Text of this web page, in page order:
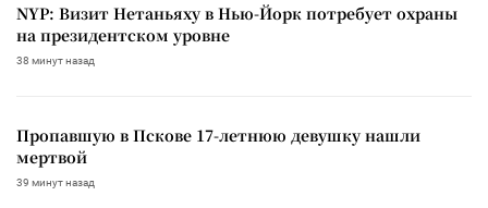
NYP: Визит Нетаньяху в Нью-Йорк потребует охраны
на президентском уровне
38 минут назад
Пропавшую в Пскове 17-летнюю девушку нашли
мертвой
39 минут назад